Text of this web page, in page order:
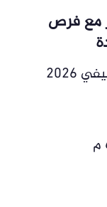
مع فرص
«لسه مبدأش».. موعد الانقلاب الصيفي 2026